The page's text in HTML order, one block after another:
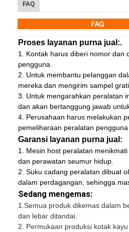
FAQ
Proses layanan purna jual:.
1. Kontak harus diberi nomor dan
pengguna.
2. Untuk membantu pelanggan
mereka dan mengirim sampel
3. Untuk mengarahkan peralatan
dan akan bertanggung jawab
4. Perusahaan harus melakukan
pemeliharaan peralatan
Garansi layanan purna jual:
1. Mesin host peralatan
dan perawatan seumur hidup.
2. Suku cadang peralatan dibuat
dalam perdagangan, sehingga
Sedang mengemas:
1.Semua produk dikemas dalam
dan lebar ditandai.
2. Permukaan produksi kotak